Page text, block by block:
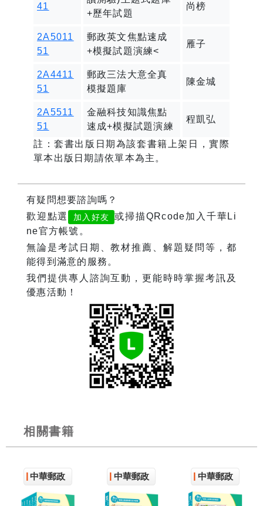
41
+歷年試題
尚榜
2A5011
51
郵政英文焦點速成
+模擬試題演練<
雁子
2A4411
51
郵政三法大意全真
模擬題庫
陳金城
2A5511
51
金融科技知識焦點
速成+模擬試題演練
程凱弘
註：套書出版日期為該套書籍上架日，實際
單本出版日期請依單本為主。
有疑問想要諮詢嗎？
歡迎點選
加入好友
或掃描QRcode加入千華Li
ne官方帳號。
無論是考試日期、教材推薦、解題疑問等，都
能得到滿意的服務。
我們提供專人諮詢互動，更能時時掌握考訊及
優惠活動！
相關書籍
中華郵政 中華郵政 中華郵政